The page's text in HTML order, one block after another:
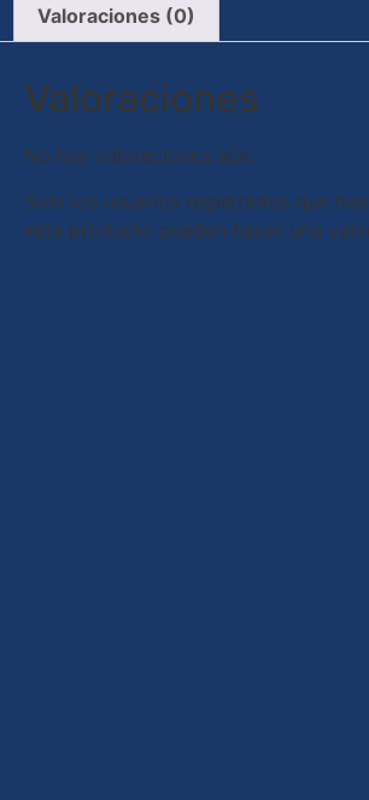
Valoraciones (0)
Valoraciones
No hay valoraciones aún.
Solo los usuarios registrados que
este producto pueden hacer una